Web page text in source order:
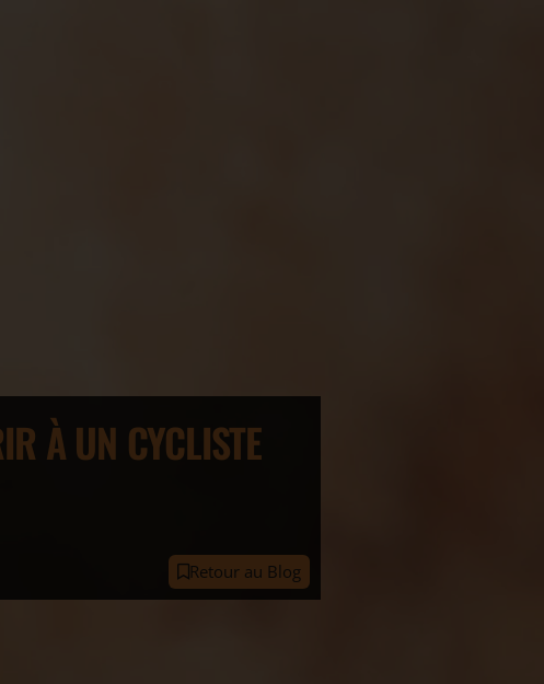
À UN CYCLISTE
Retour au Blog